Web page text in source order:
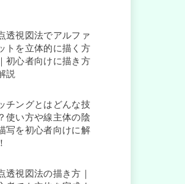
透視図法でアルファ
トを立体的に描く方
初心者向けに描き方
説
チングとはどんな技
使い方や線主体の陰
写を初心者向けに解
透視図法の描き方｜